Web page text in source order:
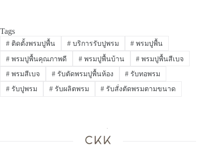
Tags
#ติดตั้งพรมปูพื้น #บริการรับปูพรม # พรมปูพื้น
#พรมปูพื้นคุณภาพดี #พรมปูพื้นบ้าน # พรมปูพื้นสีเบจ
#พรมสีเบจ #รับตัดพรมปูพื้นห้อง # รับทอพรม
#รับปูพรม #รับผลิตพรม # รับสั่งตัดพรมตามขนาด